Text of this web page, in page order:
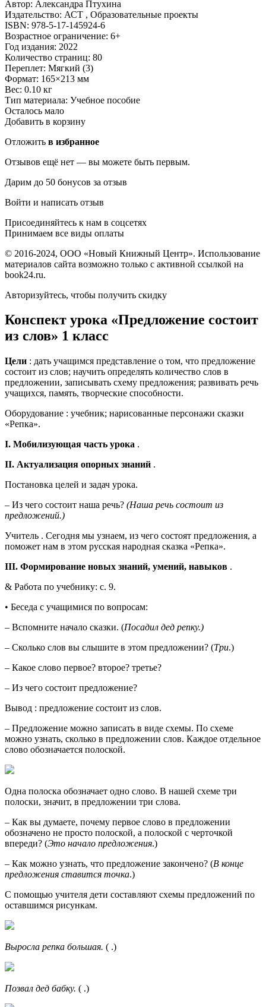
Автор: Александра Птухина
Издательство: АСТ , Образовательные проекты
ISBN: 978-5-17-145924-6
Возрастное ограничение: 6+
Год издания: 2022
Количество страниц: 80
Переплет: Мягкий (3)
Формат: 165×213 мм
Вес: 0.10 кг
Тип материала: Учебное пособие
Осталось мало
Добавить в корзину
Отложить в избранное
Отзывов ещё нет — вы можете быть первым.
Дарим до 50 бонусов за отзыв
Войти и написать отзыв
Присоединяйтесь к нам в соцсетях
Принимаем все виды оплаты
© 2016-2024, ООО «Новый Книжный Центр». Использование
материалов сайта возможно только с активной ссылкой на
book24.ru.
Авторизуйтесь, чтобы получить скидку
Конспект урока «Предложение состоит
из слов» 1 класс
Цели : дать учащимся представление о том, что предложение
состоит из слов; научить определять количество слов в
предложении, записывать схему предложения; развивать речь
учащихся, память, творческие способности.
Оборудование : учебник; нарисованные персонажи сказки
«Репка».
I. Мобилизующая часть урока .
II. Актуализация опорных знаний .
Постановка целей и задач урока.
– Из чего состоит наша речь? (Наша речь состоит из
предложений.)
Учитель . Сегодня мы узнаем, из чего состоят предложения, а
поможет нам в этом русская народная сказка «Репка».
III. Формирование новых знаний, умений, навыков .
& Работа по учебнику: с. 9.
• Беседа с учащимися по вопросам:
– Вспомните начало сказки. (Посадил дед репку.)
– Сколько слов вы слышите в этом предложении? (Три.)
– Какое слово первое? второе? третье?
– Из чего состоит предложение?
Вывод : предложение состоит из слов.
– Предложение можно записать в виде схемы. По схеме
можно узнать, сколько в предложении слов. Каждое отдельное
слово обозначается полоской.
Одна полоска обозначает одно слово. В нашей схеме три
полоски, значит, в предложении три слова.
– Как вы думаете, почему первое слово в предложении
обозначено не просто полоской, а полоской с черточкой
впереди? (Это начало предложения.)
– Как можно узнать, что предложение закончено? (В конце
предложения ставится точка.)
С помощью учителя дети составляют схемы предложений по
оставшимся рисункам.
Выросла репка большая. ( .)
Позвал дед бабку. ( .)